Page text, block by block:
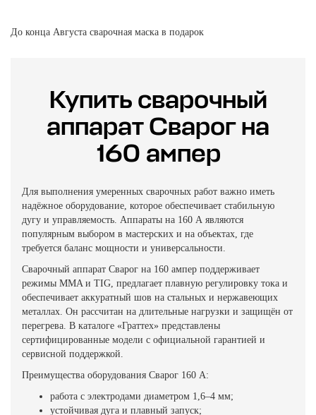
До конца Августа сварочная маска в подарок
Купить сварочный
аппарат Сварог на
160 ампер
Для выполнения умеренных сварочных работ важно иметь
надёжное оборудование, которое обеспечивает стабильную
дугу и управляемость. Аппараты на 160 А являются
популярным выбором в мастерских и на объектах, где
требуется баланс мощности и универсальности.
Сварочный аппарат Сварог на 160 ампер поддерживает
режимы MMA и TIG, предлагает плавную регулировку тока и
обеспечивает аккуратный шов на стальных и нержавеющих
металлах. Он рассчитан на длительные нагрузки и защищён от
перегрева. В каталоге «Граттех» представлены
сертифицированные модели с официальной гарантией и
сервисной поддержкой.
Преимущества оборудования Сварог 160 А:
работа с электродами диаметром 1,6–4 мм;
устойчивая дуга и плавный запуск;